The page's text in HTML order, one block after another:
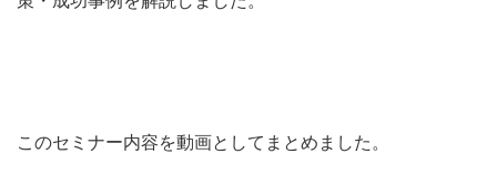
このセミナー内容を動画としてまとめました。